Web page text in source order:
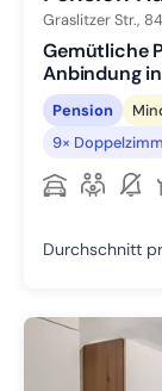
Graslitzer Str.,
Gemütliche
Anbindung
Pension
9×
Durchschnitt